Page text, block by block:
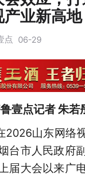
业新高地
点 06-29
壹点记者 朱若
2026山东网络
台市人民政府
届大会以来广